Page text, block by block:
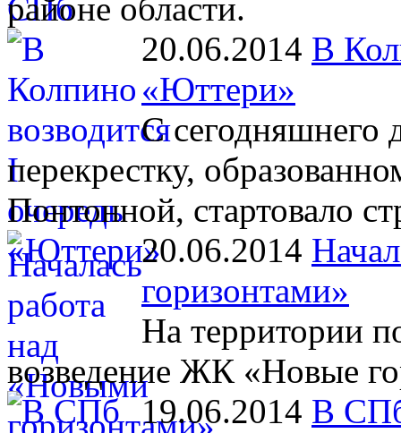
районе области.
20.06.2014 В
«Юттери»
С сегодняшнего
перекрестку,
Понтонной, стартовало
20.06.2014
горизонтами»
На территории
возведение ЖК «Новые
19.06.2014 В